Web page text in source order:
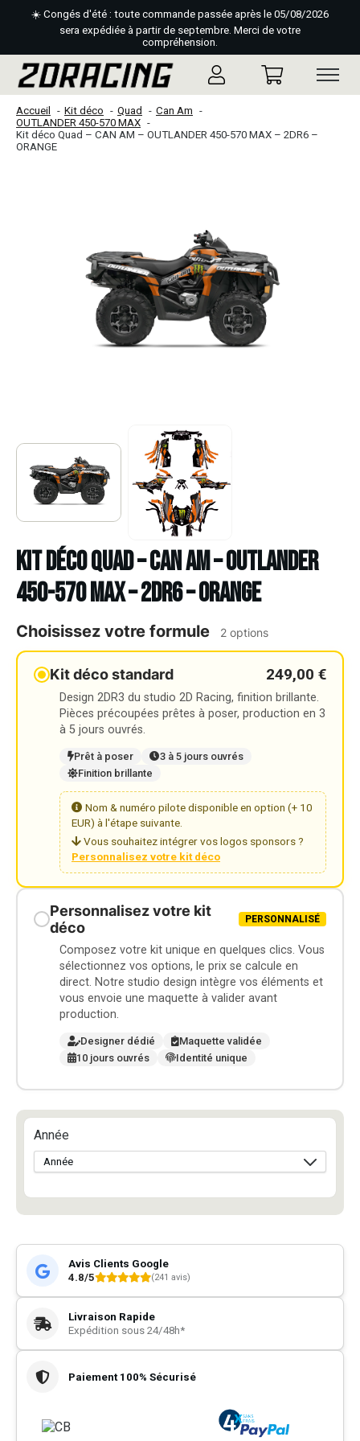
☀️ Congés d'été : toute commande passée après le 05/08/2026
sera expédiée à partir de septembre. Merci de votre
compréhension.
Accueil Kit déco Quad
Can Am
OUTLANDER 450-570 MAX
Kit déco Quad – CAN AM – OUTLANDER 450-570 MAX – 2DR6 –
ORANGE
Kit déco Quad – CAN AM – OUTLANDER
450-570 MAX – 2DR6 – ORANGE
Choisissez votre formule 2 options
Kit déco standard 249,00 €
Design 2DR3 du studio 2D Racing, finition brillante.
Pièces précoupées prêtes à poser, production en 3
à 5 jours ouvrés.
Prêt à poser
3 à 5 jours ouvrés
Finition brillante
Nom & numéro pilote disponible en option (+ 10
EUR) à l'étape suivante.
Vous souhaitez intégrer vos logos sponsors ?
Personnalisez votre kit déco
Personnalisez votre kit
déco
PERSONNALISÉ
Composez votre kit unique en quelques clics. Vous
sélectionnez vos options, le prix se calcule en
direct. Notre studio design intègre vos éléments et
vous envoie une maquette à valider avant
production.
Designer dédié
Maquette validée
10 jours ouvrés
Identité unique
Année
Avis Clients Google
4.8/5
(241 avis)
Livraison Rapide
Expédition sous 24/48h*
Paiement 100% Sécurisé